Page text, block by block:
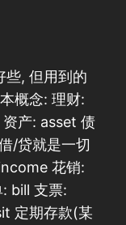
些, 但用到的
概念: 理财:
产: asset 债
/贷就是一切
花销:
bill 支票:
定期存款(某